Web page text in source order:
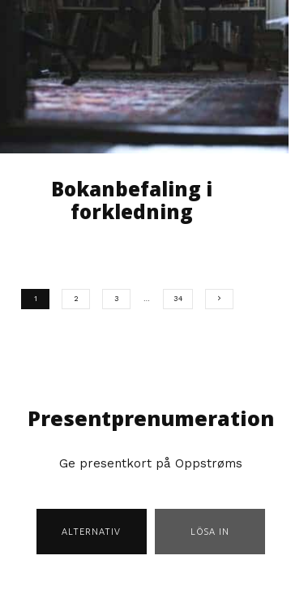
Bokanbefaling i
forkledning
1 2 3 34
Presentprenumeration
Ge presentkort på Oppstrøms
ALTERNATIV LÖSA IN